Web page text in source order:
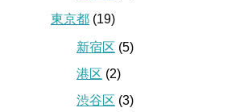
東京都 (19)
新宿区 (5)
港区 (2)
渋谷区 (3)